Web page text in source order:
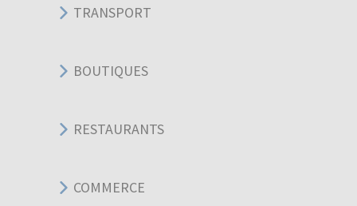
TRANSPORT
BOUTIQUES
RESTAURANTS
COMMERCE